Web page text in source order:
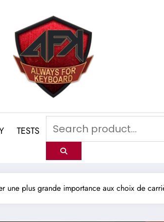
TESTS
une plus grande importance aux choix de